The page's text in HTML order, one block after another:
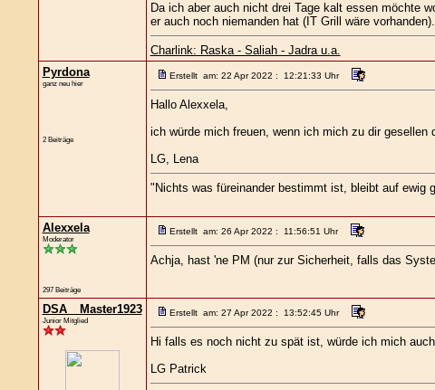
Da ich aber auch nicht drei Tage kalt essen möchte
er auch noch niemanden hat (IT Grill wäre vorhanden).
Charlink: Raska - Saliah - Jadra u.a.
Pyrdona
ganz neu hier
2 Beiträge
Erstellt am: 22 Apr 2022 : 12:21:33 Uhr
Hallo Alexxela,
ich würde mich freuen, wenn ich mich zu dir gesellen
LG, Lena
"Nichts was füreinander bestimmt ist, bleibt auf ewig
Alexxela
Moderator
297 Beiträge
Erstellt am: 26 Apr 2022 : 11:56:51 Uhr
Achja, hast 'ne PM (nur zur Sicherheit, falls das
DSA__Master1923
Junior Mitglied
Erstellt am: 27 Apr 2022 : 13:52:45 Uhr
Hi falls es noch nicht zu spät ist, würde ich mich
LG Patrick